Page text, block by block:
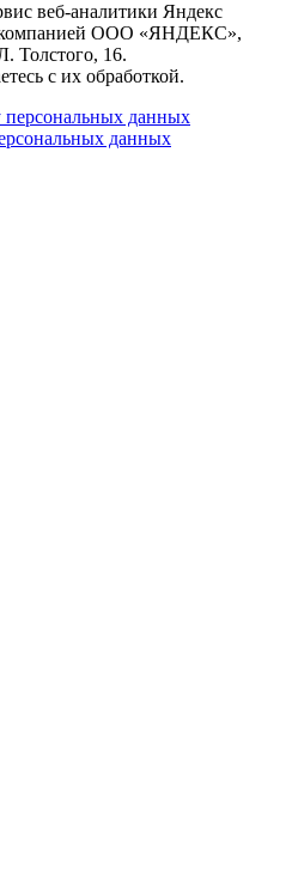
веб-аналитики Яндекс
компанией ООО «ЯНДЕКС»,
Толстого, 16.
с их обработкой.
персональных данных
данных